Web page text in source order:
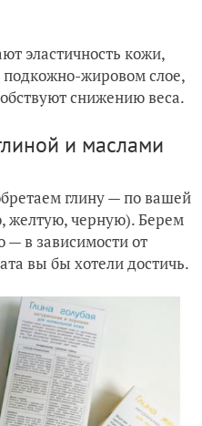
эластичность кожи,
жировом слое,
снижению веса.
и маслами
глину — по вашей
желтую, черную). Берем
— в зависимости от
вы бы хотели достичь.